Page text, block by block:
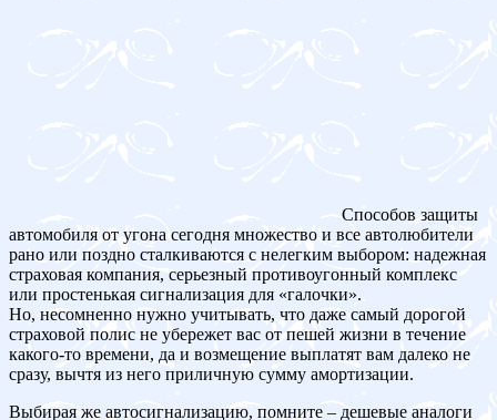
Способов защиты
автомобиля от угона сегодня множество и все автолюбители
рано или поздно сталкиваются с нелегким выбором: надежная
страховая компания, серьезный противоугонный комплекс
или простенькая сигнализация для «галочки».
Но, несомненно нужно учитывать, что даже самый дорогой
страховой полис не убережет вас от пешей жизни в течение
какого-то времени, да и возмещение выплатят вам далеко не
сразу, вычтя из него приличную сумму амортизации.
Выбирая же автосигнализацию, помните – дешевые аналоги